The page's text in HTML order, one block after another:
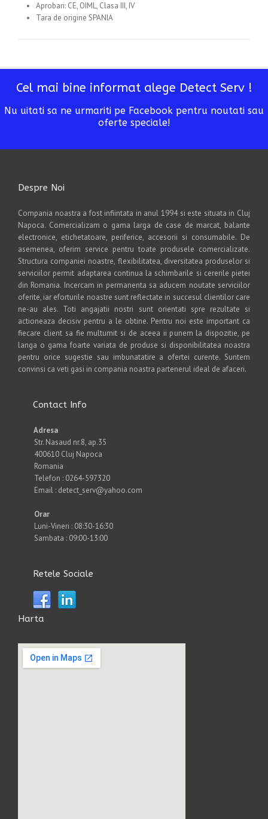
Aprobari: CE, OIML, Clasa III, IV
Tara de origine SPANIA
Cel mai bine informat alege Detect Serv !
Nu uitati sa ne urmariti pe Facebook pentru noutati sau
oferte speciale!
Despre Noi
Compania noastra a fost infiintata in anul 1994 si este situata in Cluj
Napoca. Comercializam o gama larga de case de marcat, balante
electronice, etichetatoare, periferice, accesorii si consumabile. De
asemenea, oferim service pentru toate produsele comercializate.
Structura companiei noastre, flexibilitatea, diversitatea produselor si
serviciilor permit adaptarea continua la schimbarile si cererile pietei
din Romania. Incercam in permanenta sa aducem noutate serviciilor
oferite, iar eforturile noastre sunt reflectate in succesul clientilor care
ne-au ales. Toti angajatii nostri sunt orientati spre rezultate si
actioneaza decisiv pentru a le obtine. Pentru noi este important ca
fiecare client sa fie multumit si de aceea ii punem la dispozitie, pe
langa o gama foarte variata de produse si disponibilitatea noastra
pentru orice sugestie sau imbunatatire a ofertei curente. Suntem
convinsi ca veti gasi in compania noastra partenerul ideal de afaceri.
Contact Info
Adresa
Str. Nasaud nr.8, ap.35
400610 Cluj Napoca
Romania
Telefon : 0264-597320
Email : detect_serv@yahoo.com
Orar
Luni-Vineri : 08:30-16:30
Sambata : 09:00-13:00
Retele Sociale
Harta